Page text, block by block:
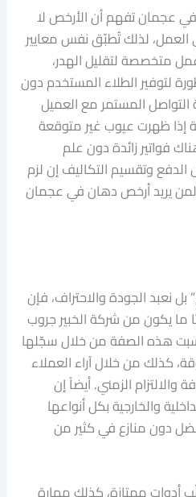
عجمان تفهم أن الأرخص لا
العمل، لذلك تُطبّق نفس معايير
متخصصة لتقليل الهدر،
لتوفير الطلاء المستخدم دون
المستمر مع العميل
إذا ظهرت عيوب غير متوقعة
فواتير زائدة دون علم
وتقسيم التكاليف إن لزم
لمن يريد أرخص دهان في عجمان
نعبد الجودة والاحتراف، فإن
يكون من شركة الخبير جروب
هذه الصفة من خلال سجّلها
كذلك من خلال آراء العملاء
والالتزام الزمني. أيضاً إن
والخارجية بكل أنواعها
دون منازع في كثير من
ممتازة، كذلك مهارة